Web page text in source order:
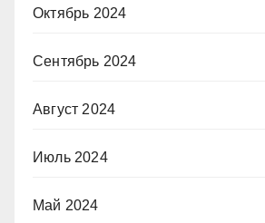
Октябрь 2024
Сентябрь 2024
Август 2024
Июль 2024
Май 2024